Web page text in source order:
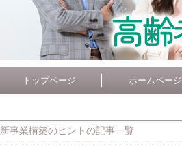
トップページ ホームページ
新事業構築のヒントの記事一覧